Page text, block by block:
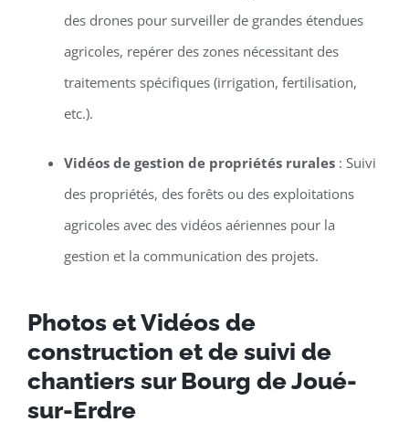
des drones pour surveiller de grandes étendues
agricoles, repérer des zones nécessitant des
traitements spécifiques (irrigation, fertilisation,
etc.).
Vidéos de gestion de propriétés rurales: Suivi
des propriétés, des forêts ou des exploitations
agricoles avec des vidéos aériennes pour la
gestion et la communication des projets.
Photos et Vidéos de
construction et de suivi de
chantiers sur Bourg de Joué-
sur-Erdre